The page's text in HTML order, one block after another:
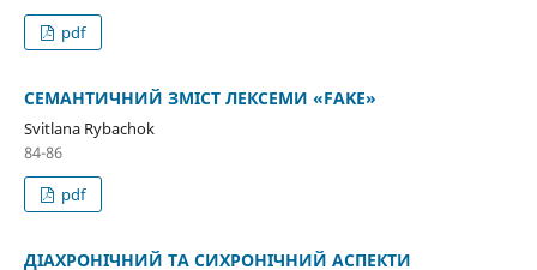
pdf
СЕМАНТИЧНИЙ ЗМІСТ ЛЕКСЕМИ «FAKE»
Svitlana Rybachok
84-86
pdf
ДІАХРОНІЧНИЙ ТА СИХРОНІЧНИЙ АСПЕКТИ